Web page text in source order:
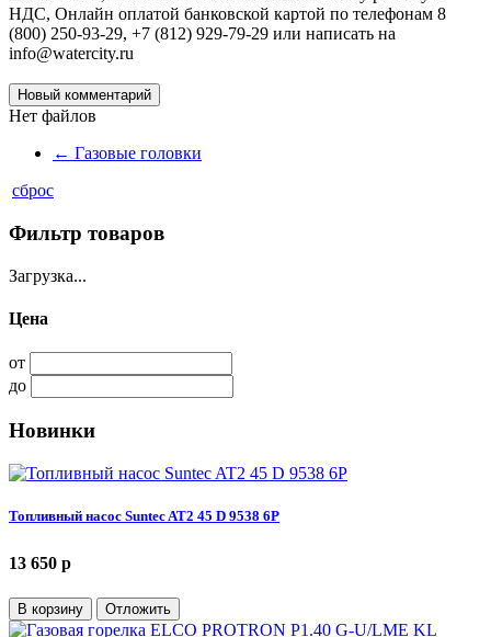
НДС, Онлайн оплатой банковской картой по телефонам 8
(800) 250-93-29, +7 (812) 929-79-29 или написать на
info@watercity.ru
Новый комментарий
Нет файлов
← Газовые головки
сброс
Фильтр товаров
Загрузка...
Цена
от
до
Новинки
Топливный насос Suntec AT2 45 D 9538 6P
13 650 p
В корзину Отложить